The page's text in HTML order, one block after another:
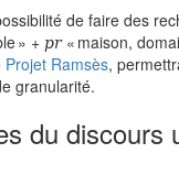
de faire des
» + pr« maison,
Projet Ramsès,
granularité.
du discours